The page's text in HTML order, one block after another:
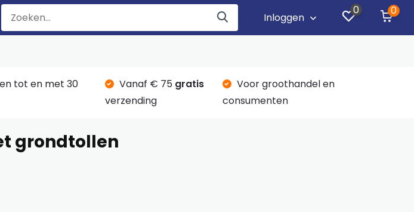
Inloggen
0 0
tot en met 30
Vanaf € 75 gratis
verzending
Voor groothandel en
consumenten
grondtollen